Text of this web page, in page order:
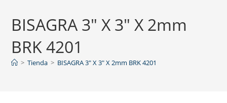
BISAGRA 3″ X 3″ X 2mm
BRK 4201
> Tienda > BISAGRA 3″ X 3″ X 2mm BRK 4201